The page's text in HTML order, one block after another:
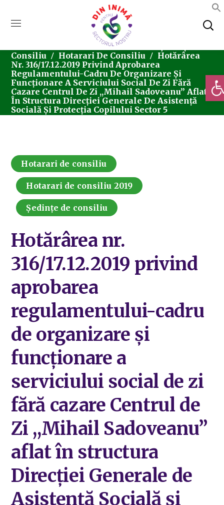
Consiliul Local Sector 5
Consiliu
Hotarari De Consiliu
Hotărârea
Nr. 316/17.12.2019 Privind Aprobarea
Regulamentului-Cadru De Organizare Și
Funcționare A Serviciului Social De Zi Fără
Cazare Centrul De Zi ,,Mihail Sadoveanu” Aflat
În Structura Direcției Generale De Asistență
Socială Și Protecția Copilului Sector 5
Hotarari de consiliu
Hotarari de consiliu 2019
Ședințe de consiliu
Hotărârea nr.
316/17.12.2019 privind
aprobarea
regulamentului-cadru
de organizare și
funcționare a
serviciului social de zi
fără cazare Centrul de
Zi ,,Mihail Sadoveanu”
aflat în structura
Direcției Generale de
Asistență Socială și